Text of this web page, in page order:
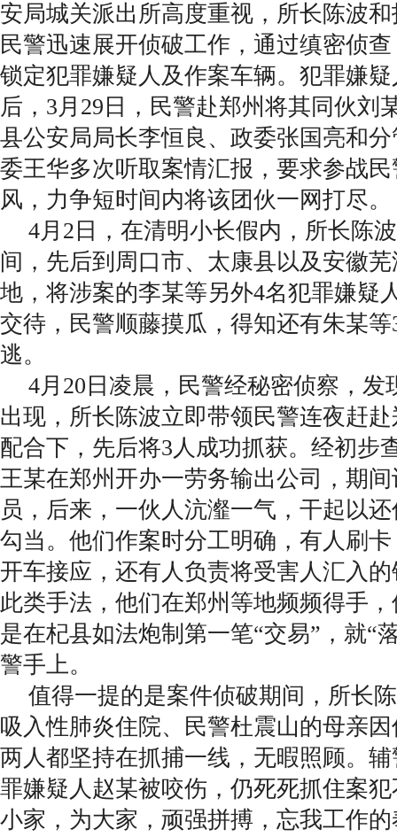
安局城关派出所高度重视，所长陈波
民警迅速展开侦破工作，通过缜密侦
锁定犯罪嫌疑人及作案车辆。犯罪嫌
后，3月29日，民警赴郑州将其同伙刘
县公安局局长李恒良、政委张国亮和
委王华多次听取案情汇报，要求参战
风，力争短时间内将该团伙一网打尽。
4月2日，在清明小长假内，所长陈
间，先后到周口市、太康县以及安徽
地，将涉案的李某等另外4名犯罪嫌疑
交待，民警顺藤摸瓜，得知还有朱某
逃。
4月20日凌晨，民警经秘密侦察，发
出现，所长陈波立即带领民警连夜赶
配合下，先后将3人成功抓获。经初步
王某在郑州开办一劳务输出公司，期
员，后来，一伙人沆瀣一气，干起以
勾当。他们作案时分工明确，有人刷
开车接应，还有人负责将受害人汇入
此类手法，他们在郑州等地频频得手
是在杞县如法炮制第一笔“交易”，就“
警手上。
值得一提的是案件侦破期间，所长
吸入性肺炎住院、民警杜震山的母亲
两人都坚持在抓捕一线，无暇照顾。
罪嫌疑人赵某被咬伤，仍死死抓住案
小家，为大家，顽强拼搏，忘我工作